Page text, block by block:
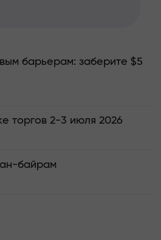
барьерам: заберите $5
торгов 2-3 июля 2026
байрам